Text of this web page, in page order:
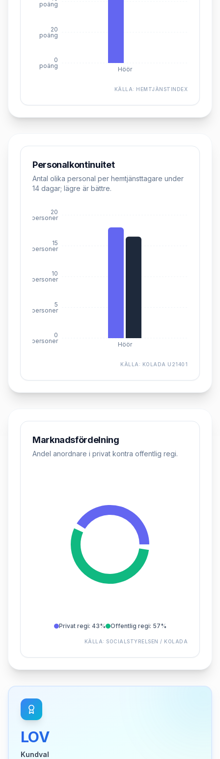
Höör
0
poäng
20
poäng
poäng
KÄLLA: HEMTJÄNSTINDEX
Personalkontinuitet
Antal olika personal per hemtjänsttagare under
14 dagar; lägre är bättre.
Höör
0
personer
5
personer
10
personer
15
personer
20
personer
KÄLLA: KOLADA U21401
Marknadsfördelning
Andel anordnare i privat kontra offentlig regi.
Privat regi: 43% Offentlig regi: 57%
KÄLLA: SOCIALSTYRELSEN / KOLADA
LOV
Kundval